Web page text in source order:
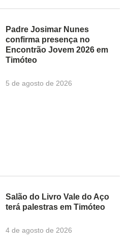
Padre Josimar Nunes
confirma presença no
Encontrão Jovem 2026 em
Timóteo
5 de agosto de 2026
Salão do Livro Vale do Aço
terá palestras em Timóteo
4 de agosto de 2026